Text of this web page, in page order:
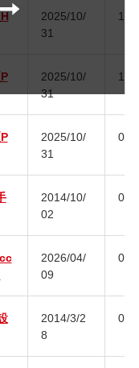
2025/10/
31
16
2025/10/
31
16
2025/10/
31
03
2014/10/
02
02
2026/04/
09
03
2014/3/2
8
07